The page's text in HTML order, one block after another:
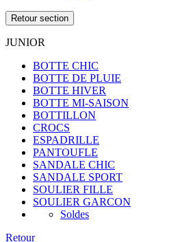
Retour section
JUNIOR
BOTTE CHIC
BOTTE DE PLUIE
BOTTE HIVER
BOTTE MI-SAISON
BOTTILLON
CROCS
ESPADRILLE
PANTOUFLE
SANDALE CHIC
SANDALE SPORT
SOULIER FILLE
SOULIER GARCON
Soldes
Retour